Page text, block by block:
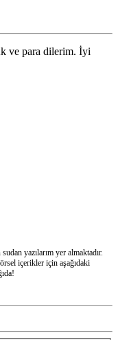
ve para dilerim. İyi
yazılarım yer almaktadır.
içerikler için aşağıdaki